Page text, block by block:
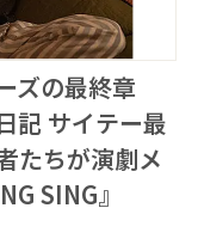
ズの最終章
記 サイテー最
たちが演劇メ
SING』